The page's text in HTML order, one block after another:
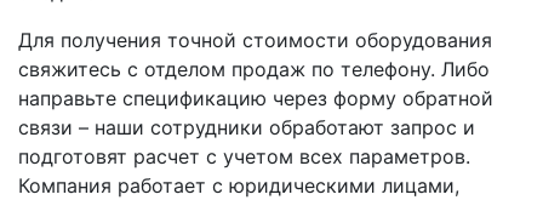
Для получения точной стоимости оборудования
свяжитесь с отделом продаж по телефону. Либо
направьте спецификацию через форму обратной
связи – наши сотрудники обработают запрос и
подготовят расчет с учетом всех параметров.
Компания работает с юридическими лицами,